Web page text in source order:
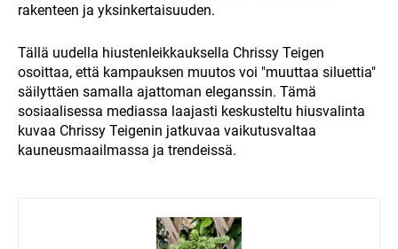
rakenteen ja yksinkertaisuuden.
Tällä uudella hiustenleikkauksella Chrissy Teigen
osoittaa, että kampauksen muutos voi "muuttaa siluettia"
säilyttäen samalla ajattoman eleganssin. Tämä
sosiaalisessa mediassa laajasti keskusteltu hiusvalinta
kuvaa Chrissy Teigenin jatkuvaa vaikutusvaltaa
kauneusmaailmassa ja trendeissä.